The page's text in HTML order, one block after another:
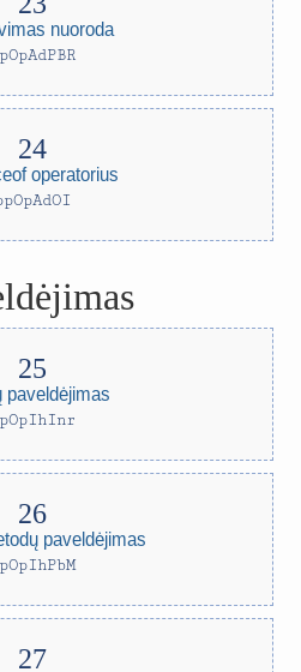
nuoroda
operatorius
paveldėjimas
paveldėjimas